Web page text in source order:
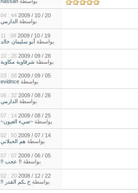
20 / 10 / 2009
44 : 04 AM
بواسطة الدارمي
19 / 10 / 2009
08 : 11 PM
بواسطة أبو سليمان خالد
28 / 09 / 2009
26 : 10 AM
بواسطة شرقاوية مكاوية
05 / 09 / 2009
08 : 03 AM
بواسطة evidnce
26 / 08 / 2009
32 : 06 PM
بواسطة الدارمي
25 / 08 / 2009
14 : 07 AM
بواسطة ~ضيء العيون~
14 / 07 / 2009
50 : 02 PM
بواسطة هم الحبلاني
05 / 06 / 2009
07 : 07 PM
بواسطة !! عجب !!
22 / 12 / 2008
20 : 02 AM
بواسطة ح ـكم القدر !!